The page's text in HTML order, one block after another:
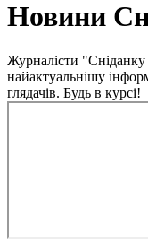
Новини
Журналісти
найактуальнішу
глядачів. Будь в курсі!